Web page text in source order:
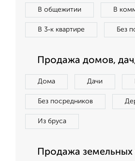
В общежитии В
В 3‑к квартире Без
Продажа домов,
Дома Дачи
Без посредников
Из бруса
Продажа земельных